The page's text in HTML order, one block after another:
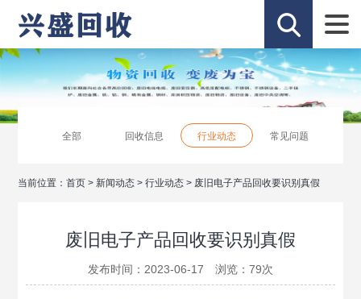
全部 回收信息 行业动态 常见问题
当前位置：首页 > 新闻动态 >行业动态 > 废旧电子产品回收要识别真假
废旧电子产品回收要识别真假
发布时间：2023-06-17 浏览： 79次